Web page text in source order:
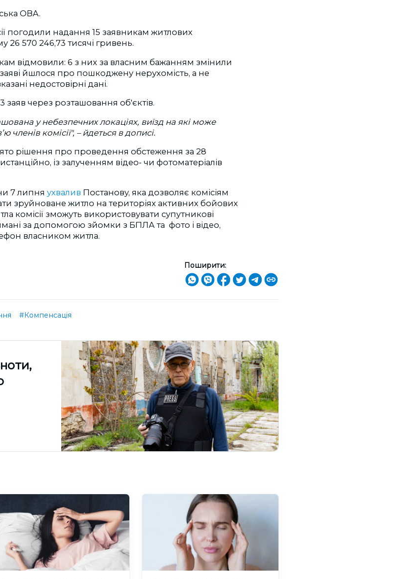
ОВА.
погодили надання 15 заявникам житлових
26 570 246,73 тисячі гривень.
відмовили: 6 з них за власним бажанням змінили
йшлося про пошкоджену нерухомість, а не
недостовірні дані.
заяв через розташовання об'єктів.
у небезпечних локаціях, виїзд на які може
членів комісії", –йдеться в дописі.
рішення про проведення обстеження за 28
із залученням відео- чи фотоматеріалів
7 липня ухвалив Постанову, яка дозволяє комісіям
зруйноване житло на територіях активних бойових
комісії зможуть використовувати супутникові
за допомогою зйомки з БПЛА та фото і відео,
власником житла.
Поширити:
#Компенсація